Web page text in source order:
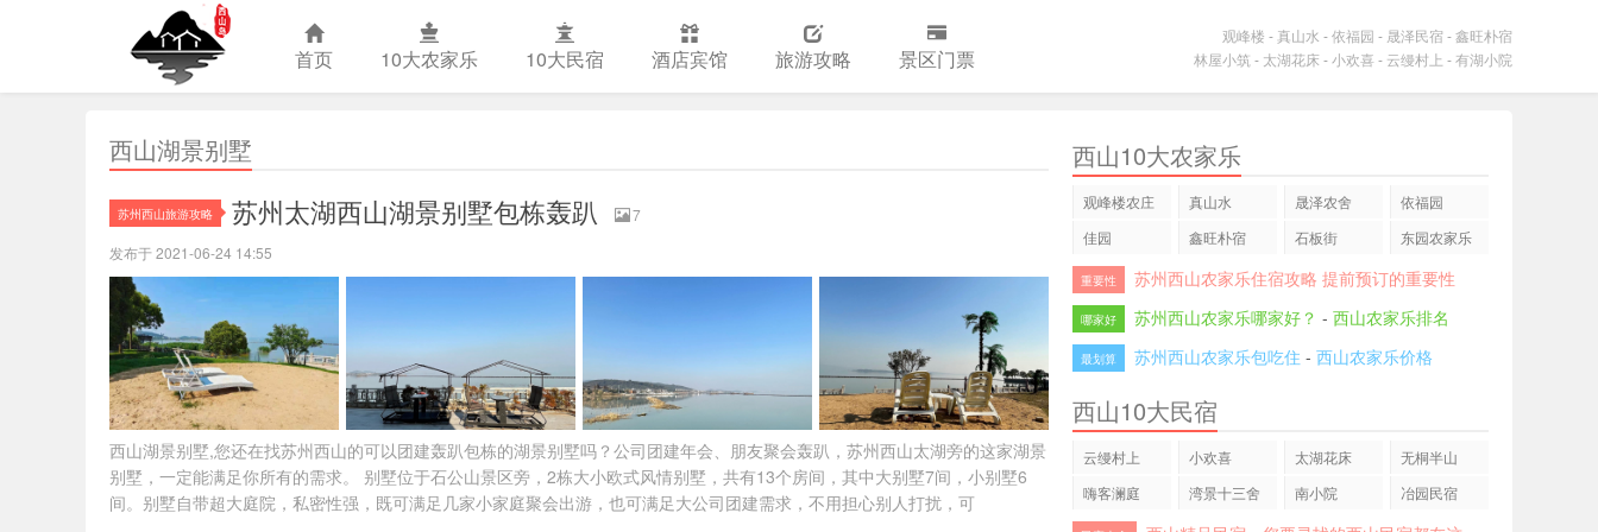
苏州西山农
首页 10大农家乐 10大民宿 酒店宾馆 旅游攻略 景区门票
观峰楼 - 真山水 -依福园 - 晟泽民宿-鑫旺朴宿
林屋小筑 - 太湖花床-小欢喜- 云缦村上 -有湖小院
西山湖景别墅
苏州西山旅游攻略 苏州太湖西山湖景别墅包栋轰趴
7
发布于 2021-06-24 14:55
西山湖景别墅,您还在找苏州西山的可以团建轰趴包栋的湖景别墅吗？公司团建年会、朋友聚会轰趴，苏州西山太湖旁的这家湖景
别墅，一定能满足你所有的需求。 别墅位于石公山景区旁，2栋大小欧式风情别墅，共有13个房间，其中大别墅7间，小别墅6
间。别墅自带超大庭院，私密性强，既可满足几家小家庭聚会出游，也可满足大公司团建需求，不用担心别人打扰，可
西山10大农家乐
观峰楼农庄 真山水 晟泽农舍
依福园
佳园
鑫旺朴宿 石板街 东园农家乐
重要性 苏州西山农家乐住宿攻略 提前预订的重要性
哪家好 苏州西山农家乐哪家好？ - 西山农家乐排名
最划算 苏州西山农家乐包吃住 - 西山农家乐价格
西山10大民宿
云缦村上 小欢喜 太湖花床
无桐半山
嗨客澜庭
湾景十三舍 南小院 冶园民宿